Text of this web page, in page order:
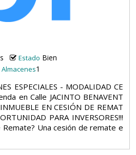
Estado Bien
Almacenes1
ESPECIALES - MODALIDAD CE
en Calle JACINTO BENAVENT
EN CESIÓN DE REMAT
PARA INVERSORES!!!
Remate? Una cesión de remate e